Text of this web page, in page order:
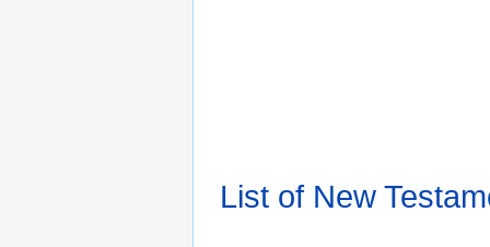
List of New